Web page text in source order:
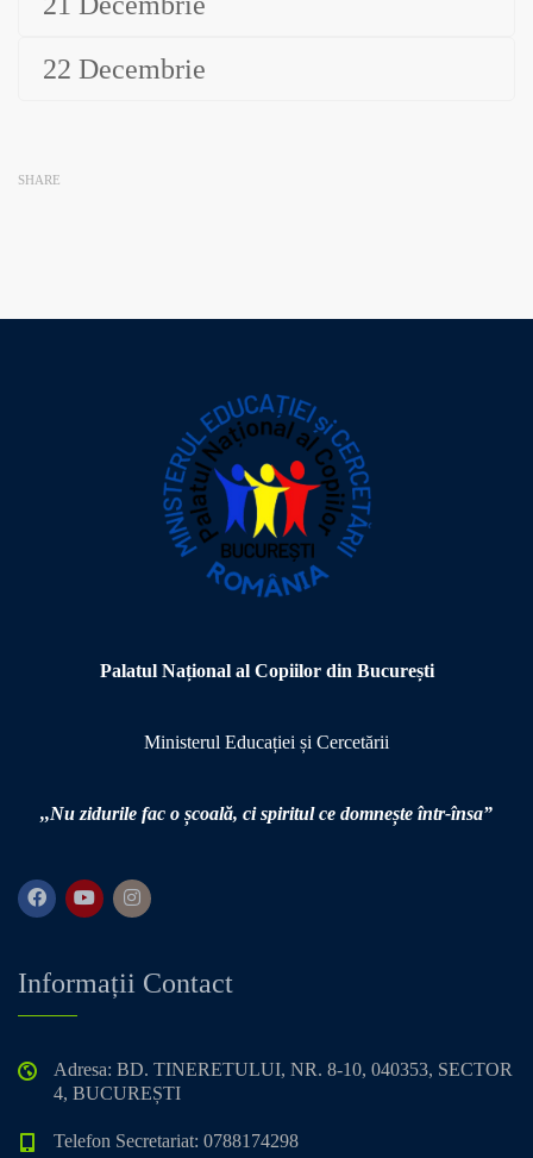
22 Decembrie
SHARE
Palatul Național al Copiilor din București
Ministerul Educației și Cercetării
,,Nu zidurile fac o școală, ci spiritul ce domnește într-însa”
Informații Contact
Adresa: BD. TINERETULUI, NR. 8-10, 040353, SECTOR
4, BUCUREȘTI
Telefon Secretariat: 0788174298